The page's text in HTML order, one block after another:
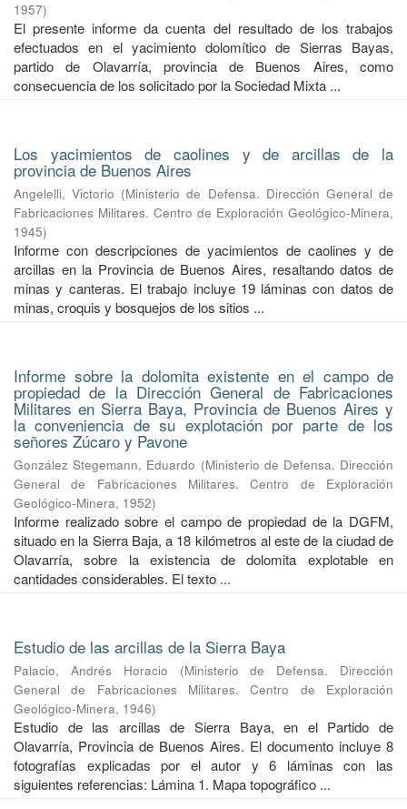
1957)
El presente informe da cuenta del resultado de los trabajos
efectuados en el yacimiento dolomítico de Sierras Bayas,
partido de Olavarría, provincia de Buenos Aires, como
consecuencia de los solicitado por la Sociedad Mixta ...
Los yacimientos de caolines y de arcillas de la
provincia de Buenos Aires
Angelelli, Victorio (Ministerio de Defensa. Dirección General de
Fabricaciones Militares. Centro de Exploración Geológico-Minera,
1945)
Informe con descripciones de yacimientos de caolines y de
arcillas en la Provincia de Buenos Aires, resaltando datos de
minas y canteras. El trabajo incluye 19 láminas con datos de
minas, croquis y bosquejos de los sitios ...
Informe sobre la dolomita existente en el campo de
propiedad de la Dirección General de Fabricaciones
Militares en Sierra Baya, Provincia de Buenos Aires y
la conveniencia de su explotación por parte de los
señores Zúcaro y Pavone
González Stegemann, Eduardo (Ministerio de Defensa. Dirección
General de Fabricaciones Militares. Centro de Exploración
Geológico-Minera, 1952)
Informe realizado sobre el campo de propiedad de la DGFM,
situado en la Sierra Baja, a 18 kilómetros al este de la ciudad de
Olavarría, sobre la existencia de dolomita explotable en
cantidades considerables. El texto ...
Estudio de las arcillas de la Sierra Baya
Palacio, Andrés Horacio (Ministerio de Defensa. Dirección
General de Fabricaciones Militares. Centro de Exploración
Geológico-Minera, 1946)
Estudio de las arcillas de Sierra Baya, en el Partido de
Olavarría, Provincia de Buenos Aires. El documento incluye 8
fotografías explicadas por el autor y 6 láminas con las
siguientes referencias: Lámina 1. Mapa topográfico ...